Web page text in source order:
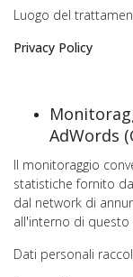
Luogo del
Privacy Policy
AdWords
Il monitoraggio
statistiche fornito
dal network di
all'interno di questo
Dati personali